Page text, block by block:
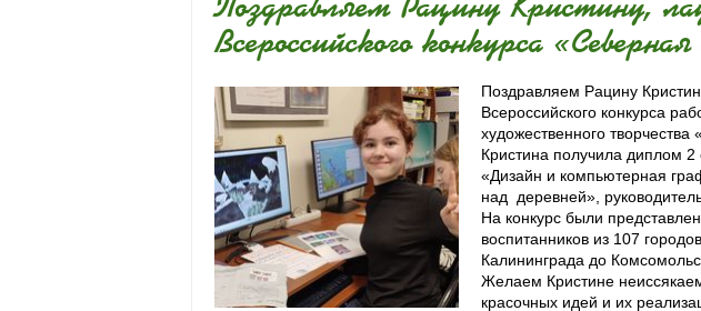
Всероссийского конкурса
Поздравляем Рацину
Всероссийского конкурса
художественного
Кристина получила диплом
«Дизайн и компьютерная
над деревней»,
На конкурс были
воспитанников из 107
Калининграда до
Желаем Кристине
красочных идей и их